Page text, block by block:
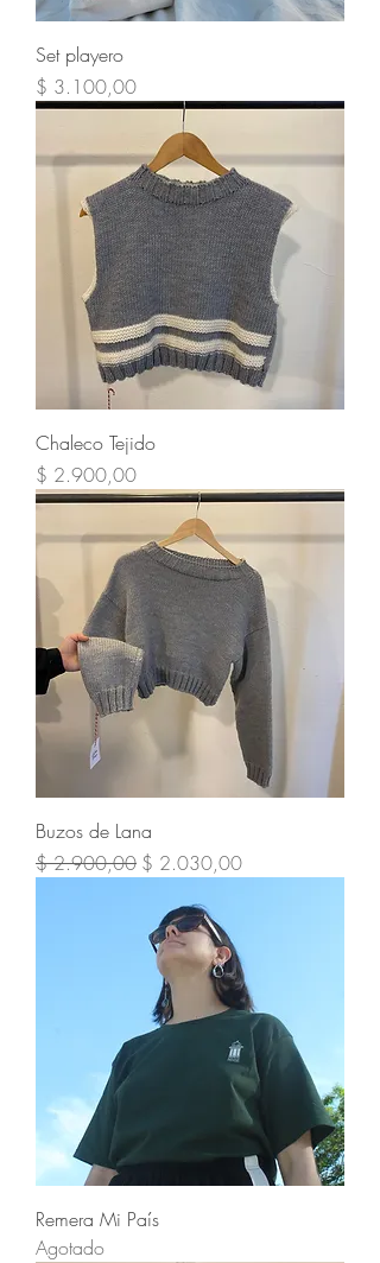
Set playero
Precio
$ 3.100,00
Chaleco Tejido
Precio
$ 2.900,00
Buzos de Lana
Precio
$ 2.900,00 Precio de oferta
$ 2.030,00
Remera Mi País
Agotado